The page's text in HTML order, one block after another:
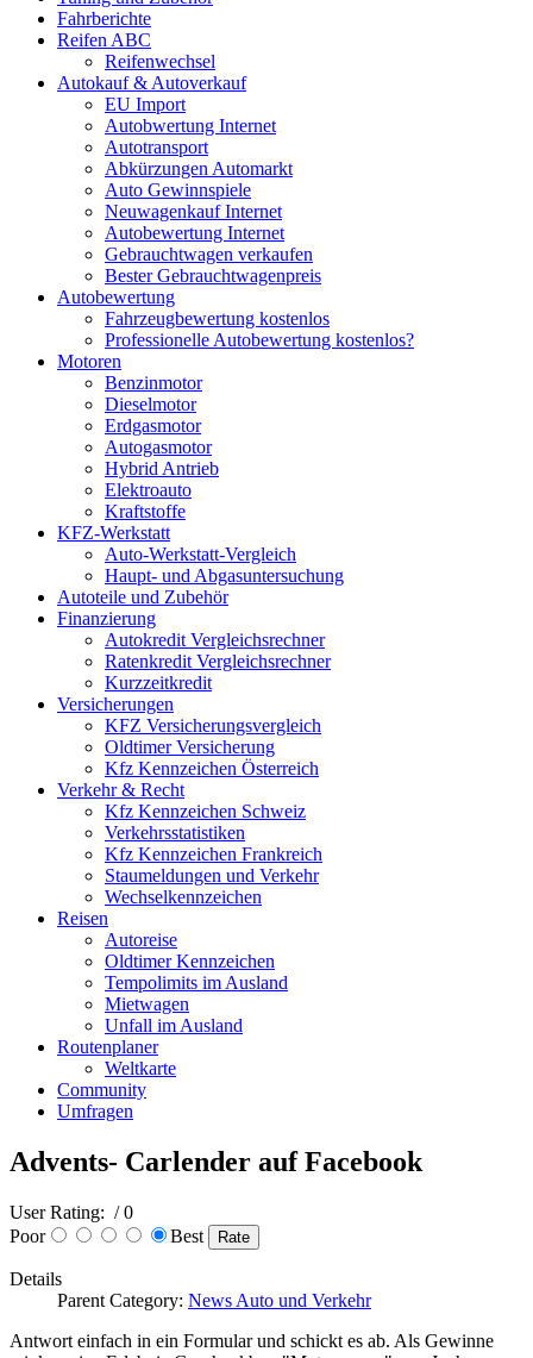
Fahrberichte
Reifen ABC
Reifenwechsel
Autokauf & Autoverkauf
EU Import
Autobwertung Internet
Autotransport
Abkürzungen Automarkt
Auto Gewinnspiele
Neuwagenkauf Internet
Autobewertung Internet
Gebrauchtwagen verkaufen
Bester Gebrauchtwagenpreis
Autobewertung
Fahrzeugbewertung kostenlos
Professionelle Autobewertung kostenlos?
Motoren
Benzinmotor
Dieselmotor
Erdgasmotor
Autogasmotor
Hybrid Antrieb
Elektroauto
Kraftstoffe
KFZ-Werkstatt
Auto-Werkstatt-Vergleich
Haupt- und Abgasuntersuchung
Autoteile und Zubehör
Finanzierung
Autokredit Vergleichsrechner
Ratenkredit Vergleichsrechner
Kurzzeitkredit
Versicherungen
KFZ Versicherungsvergleich
Oldtimer Versicherung
Kfz Kennzeichen Österreich
Verkehr & Recht
Kfz Kennzeichen Schweiz
Verkehrsstatistiken
Kfz Kennzeichen Frankreich
Staumeldungen und Verkehr
Wechselkennzeichen
Reisen
Autoreise
Oldtimer Kennzeichen
Tempolimits im Ausland
Mietwagen
Unfall im Ausland
Routenplaner
Weltkarte
Community
Umfragen
Advents- Carlender auf Facebook
User Rating: / 0
Poor
Best
Details
Parent Category: News Auto und Verkehr
Antwort einfach in ein Formular und schickt es ab. Als Gewinne